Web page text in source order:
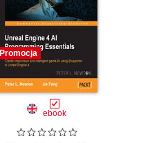
Promocja
ebook